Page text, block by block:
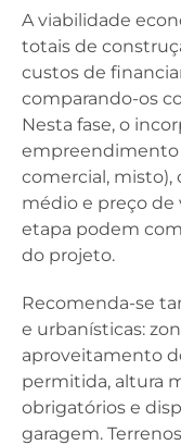
A viabilidade
totais de
custos de
comparando-os
Nesta fase, o
empreendimento
comercial,
médio e preço de
etapa podem
do projeto.
Recomenda-se
e urbanísticas:
aproveitamento
permitida, altura
obrigatórios e
garagem.